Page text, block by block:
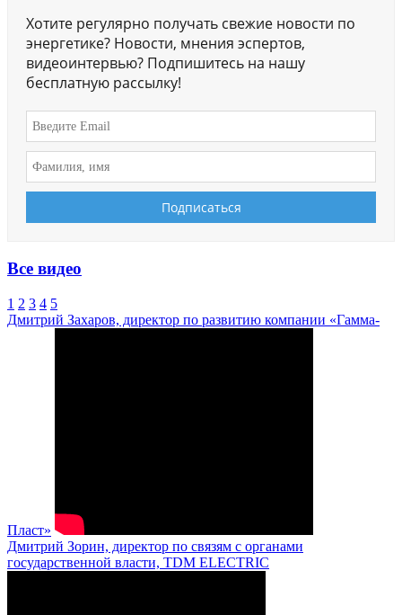
Хотите регулярно получать свежие новости по
энергетике? Новости, мнения эспертов,
видеоинтервью? Подпишитесь на нашу
бесплатную рассылку!
Все видео
1 2 3 4 5
Дмитрий Захаров, директор по развитию компании «Гамма-
Пласт»
Дмитрий Зорин, директор по связям с органами
государственной власти, TDM ELECTRIC